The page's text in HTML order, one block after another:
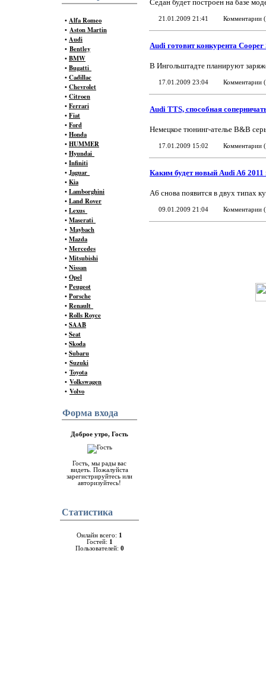
•Alfa Romeo
• Aston Martin
•Audi
• Bentley
•BMW
•Bugatti
•Cadillac
•Chevrolet
•Citroen
•Ferrari
•Fiat
•Ford
•Honda
•HUMMER
•Hyundai
•Infiniti
•Jaguar
•Kia
•Lamborghini
•Land Rover
•Lexus
•Maserati
• Maybach
•Mazda
•Mercedes
•Mitsubishi
•Nissan
•Opel
•Peugeot
•Porsche
•Renault
•Rolls Royce
•SAAB
•Seat
•Skoda
•Subaru
• Suzuki
• Toyota
• Volkswagen
• Volvo
Форма входа
Доброе утро, Гость
Гость, мы рады вас
видеть. Пожалуйста
зарегистрируйтесь или
авторизуйтесь!
Cтатистика
Онлайн всего: 1
Гостей: 1
Пользователей: 0
Седан будет построен на базе
21.01.2009 21:41 Комментарии
Audi готовит конкурента Cooper
В Ингольштадте планируют
17.01.2009 23:04 Комментарии
Audi TTS, способная
Немецкое тюнинг-ателье B&B
17.01.2009 15:02 Комментарии
Каким будет новый Audi A6 2011
A6 снова появится в двух типах
09.01.2009 21:04 Комментарии